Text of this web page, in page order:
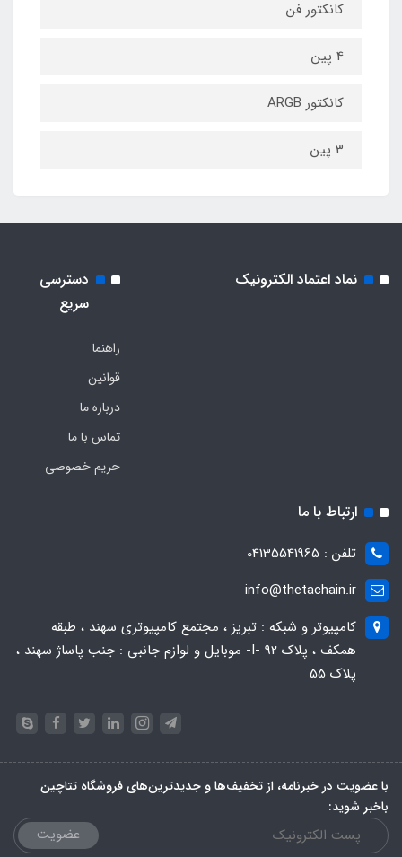
کانکتور فن
4 پین
کانکتور ARGB
3 پین
نماد اعتماد الکترونیک
دسترسی
سریع
راهنما
قوانین
درباره ما
تماس با ما
حریم خصوصی
ارتباط با ما
تلفن : 04135541965
info@thetachain.ir
کامپیوتر و شبکه : تبریز ، مجتمع کامپیوتری سهند ، طبقه
همکف ، پلاک 92 -I- موبایل و لوازم جانبی : جنب پاساژ سهند ،
پلاک 55
با عضویت در خبرنامه، از تخفیف‌ها و جدیدترین‌های فروشگاه تتاچین
باخبر شوید:
عضویت